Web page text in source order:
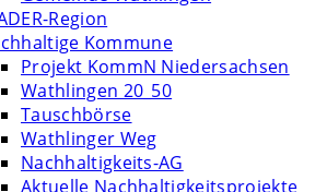
Region
Kommune
Projekt KommN Niedersachsen
Wathlingen 20_50
Tauschbörse
Wathlinger Weg
Nachhaltigkeits-AG
Aktuelle Nachhaltigkeitsprojekte